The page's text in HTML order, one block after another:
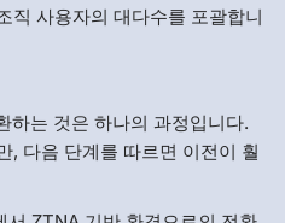
직 사용자의 대다수를 포괄합니
하는 것은 하나의 과정입니다.
, 다음 단계를 따르면 이전이 훨